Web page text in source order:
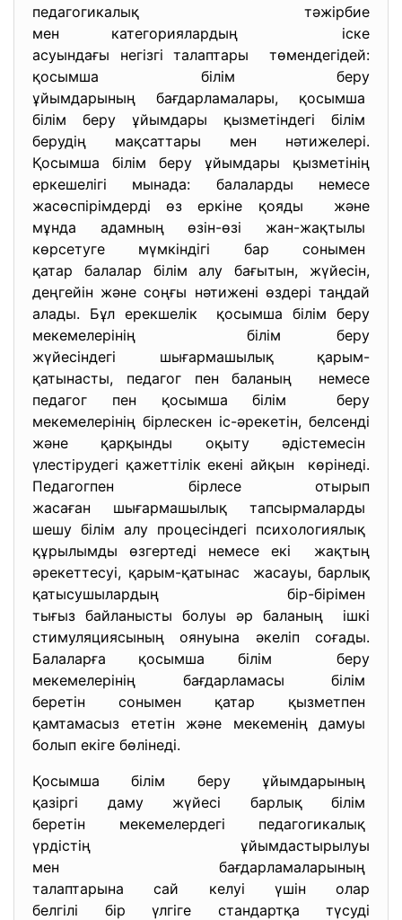
педагогикалық тәжірбие
мен категориялардың іске
асуындағы негізгі талаптары төмендегідей:
қосымша білім беру
ұйымдарының бағдарламалары, қосымша
білім беру ұйымдары қызметіндегі білім
берудің мақсаттары мен нәтижелері.
Қосымша білім беру ұйымдары қызметінің
еркешелігі мынада: балаларды немесе
жасөспірімдерді өз еркіне қояды және
мұнда адамның өзін-өзі жан-жақтылы
көрсетуге мүмкіндігі бар сонымен
қатар балалар білім алубағытын, жүйесін,
деңгейін және соңғы нәтижені өздері таңдай
алады. Бұл ерекшелік қосымша білім беру
мекемелерінің білім беру
жүйесіндегі шығармашылық қарым-
қатынасты, педагог пен баланың немесе
педагог пен қосымша білім беру
мекемелерінің бірлескен іс-әрекетін, белсенді
және қарқынды оқыту әдістемесін
үлестірудегі қажеттілік екені айқын көрінеді.
Педагогпен бірлесе отырып
жасаған шығармашылық тапсырмаларды
шешу білім алу процесіндегі психологиялық
құрылымды өзгертеді немесе екі жақтың
әрекеттесуі, қарым-қатынас жасауы, барлық
қатысушылардың бір-бірімен
тығыз байланысты болуы әр баланың ішкі
стимуляциясының оянуына әкеліп соғады.
Балаларға қосымша білім беру
мекемелерінің бағдарламасы білім
беретін сонымен қатар қызметпен
қамтамасыз ететін және мекеменің дамуы
болып екіге бөлінеді.
Қосымша білім беру ұйымдарының
қазіргі даму жүйесі барлық білім
беретін мекемелердегі педагогикалық
үрдістің ұйымдастырылуы
мен бағдарламаларының
талаптарына сай келуі үшін олар
белгілі бір үлгіге стандартқа түсуді